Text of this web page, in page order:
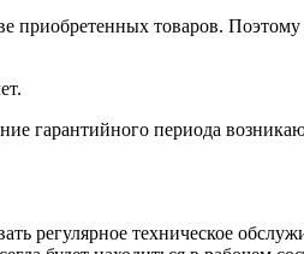
приобретенных товаров.
гарантийного периода
регулярное техническое